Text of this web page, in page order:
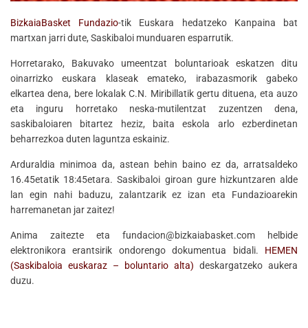
BizkaiaBasket Fundazio-tik Euskara hedatzeko Kanpaina bat
martxan jarri dute, Saskibaloi munduaren esparrutik.
Horretarako, Bakuvako umeentzat boluntarioak eskatzen ditu
oinarrizko euskara klaseak emateko, irabazasmorik gabeko
elkartea dena, bere lokalak C.N. Miribillatik gertu dituena, eta auzo
eta inguru horretako neska-mutilentzat zuzentzen dena,
saskibaloiaren bitartez heziz, baita eskola arlo ezberdinetan
beharrezkoa duten laguntza eskainiz.
Arduraldia minimoa da, astean behin baino ez da, arratsaldeko
16.45etatik 18:45etara. Saskibaloi giroan gure hizkuntzaren alde
lan egin nahi baduzu, zalantzarik ez izan eta Fundazioarekin
harremanetan jar zaitez!
Anima zaitezte eta fundacion@bizkaiabasket.com helbide
elektronikora erantsirik ondorengo dokumentua bidali. HEMEN
(Saskibaloia euskaraz – boluntario alta) deskargatzeko aukera
duzu.